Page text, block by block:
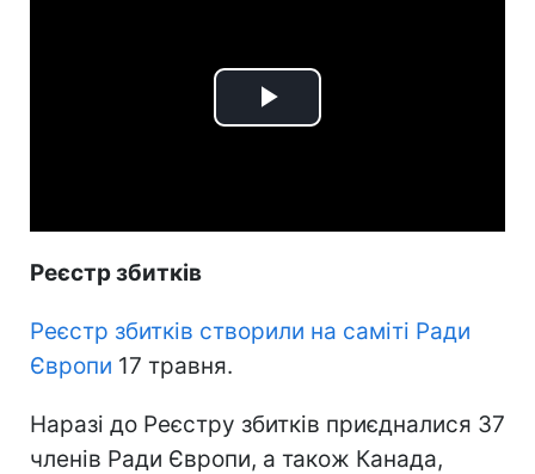
Play
Реєстр збитків
Реєстр збитків створили на саміті Ради
Європи 17 травня.
Наразі до Реєстру збитків приєдналися 37
членів Ради Європи, а також Канада,